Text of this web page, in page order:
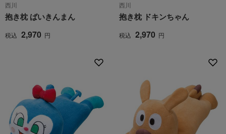
西川
抱き枕 ばいきんまん
税込 2,970 円
西川
抱き枕 ドキンちゃん
税込 2,970 円